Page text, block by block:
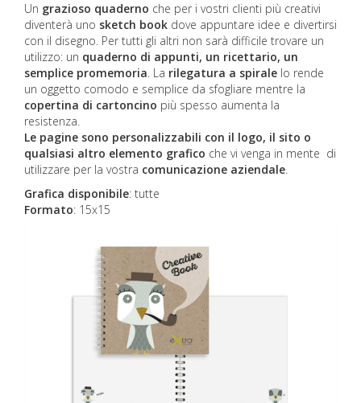
Un grazioso quaderno che per i vostri clienti più creativi
diventerà uno sketch book dove appuntare idee e divertirsi
con il disegno. Per tutti gli altri non sarà difficile trovare un
utilizzo: un quaderno di appunti, un ricettario, un
semplice promemoria. La rilegatura a spirale lo rende
un oggetto comodo e semplice da sfogliare mentre la
copertina di cartoncino più spesso aumenta la
resistenza.
Le pagine sono personalizzabili con il logo, il sito o
qualsiasi altro elemento grafico che vi venga in mente di
utilizzare per la vostra comunicazione aziendale.
Grafica disponibile: tutte
Formato: 15x15